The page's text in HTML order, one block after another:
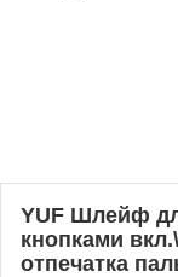
YUF Шлейф
кнопками
отпечатка